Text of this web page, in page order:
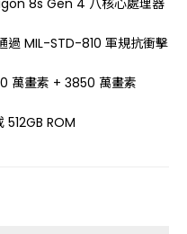
8s Gen 4 八核心處理器
MIL-STD-810 軍規抗衝擊
萬畫素 + 3850 萬畫素
ROM